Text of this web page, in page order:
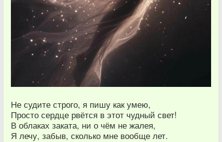
Не судите строго, я пишу как умею,
Просто сердце рвётся в этот чудный свет!
В облаках заката, ни о чём не жалея,
Я лечу, забыв, сколько мне вообще лет.